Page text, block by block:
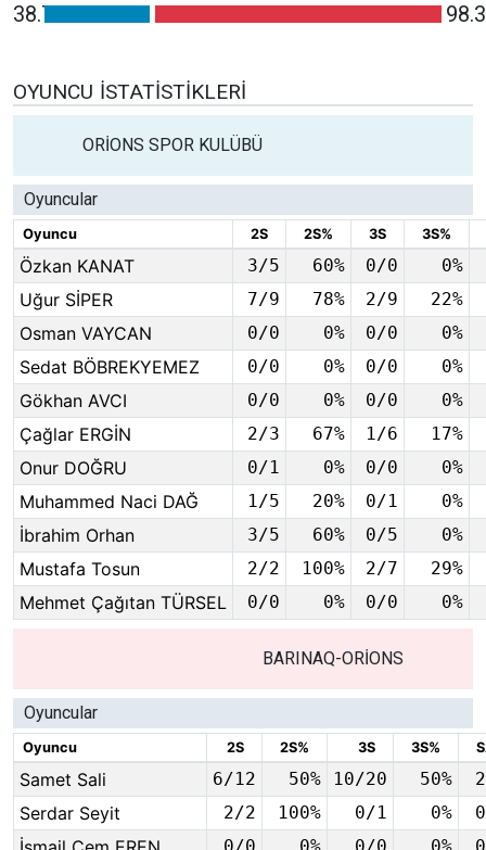
38.7 98.3
OYUNCU İSTATISTIKLERI
ORİONS SPOR KULÜBÜ
Oyuncular
Oyuncu 2S 2S% 3S 3S%
Özkan KANAT 3/5 60% 0/0 0%
Uğur SİPER 7/9 78% 2/9 22%
Osman VAYCAN 0/0 0% 0/0 0%
Sedat BÖBREKYEMEZ 0/0 0% 0/0 0%
Gökhan AVCI 0/0 0% 0/0 0%
Çağlar ERGİN 2/3 67% 1/6 17%
Onur DOĞRU 0/1 0% 0/0 0%
Muhammed Naci DAĞ 1/5 20% 0/1 0%
İbrahim Orhan 3/5 60% 0/5 0%
Mustafa Tosun 2/2 100% 2/7 29%
Mehmet Çağıtan TÜRSEL 0/0 0% 0/0 0%
BARINAQ-ORİONS
Oyuncular
Oyuncu 2S 2S% 3S 3S%
Samet Sali 6/12 50% 10/20 50%
Serdar Seyit 2/2 100% 0/1 0%